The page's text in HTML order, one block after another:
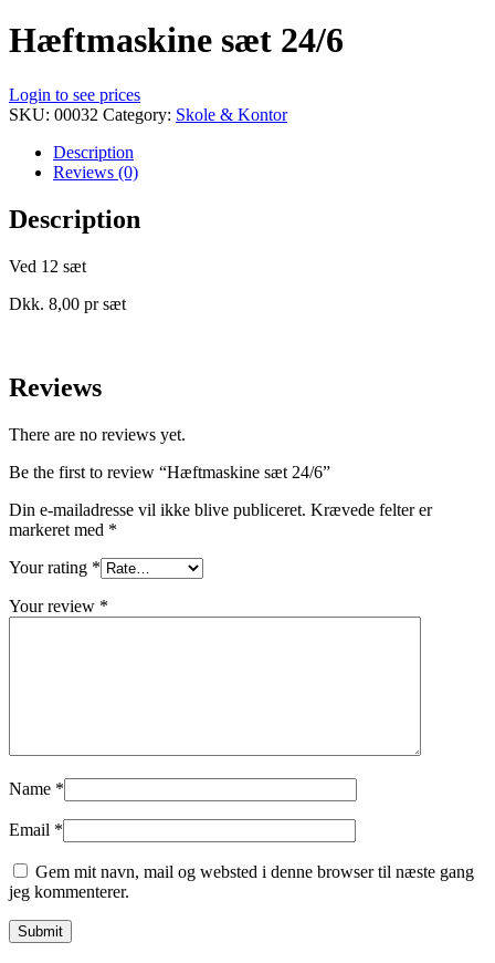
Hæftmaskine sæt 24/6
Login to see prices
SKU: 00032 Category: Skole & Kontor
Description
Reviews (0)
Description
Ved 12 sæt
Dkk. 8,00 pr sæt
Reviews
There are no reviews yet.
Be the first to review “Hæftmaskine sæt 24/6”
Din e-mailadresse vil ikke blive publiceret. Krævede felter er
markeret med *
Your rating *
Your review *
Name *
Email *
Gem mit navn, mail og websted i denne browser til næste gang
jeg kommenterer.